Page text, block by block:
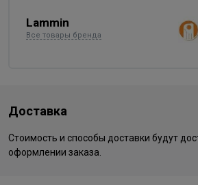
Lammin
Все товары бренда
Доставка
Стоимость и способы доставки будут
оформлении заказа.